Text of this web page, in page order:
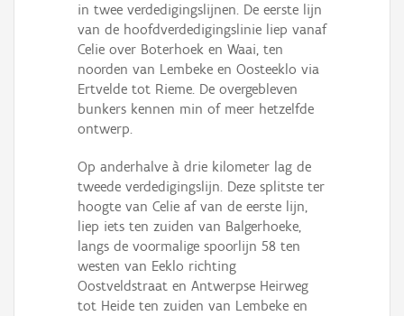
in twee verdedigingslijnen. De eerste lijn
van de hoofdverdedigingslinie liep vanaf
Celie over Boterhoek en Waai, ten
noorden van Lembeke en Oosteeklo via
Ertvelde tot Rieme. De overgebleven
bunkers kennen min of meer hetzelfde
ontwerp.
Op anderhalve à drie kilometer lag de
tweede verdedigingslijn. Deze splitste ter
hoogte van Celie af van de eerste lijn,
liep iets ten zuiden van Balgerhoeke,
langs de voormalige spoorlijn 58 ten
westen van Eeklo richting
Oostveldstraat en Antwerpse Heirweg
tot Heide ten zuiden van Lembeke en